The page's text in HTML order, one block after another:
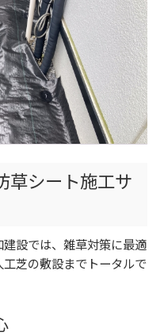
草シート施工サ
設では、雑草対策に最適
芝の敷設までトータルで